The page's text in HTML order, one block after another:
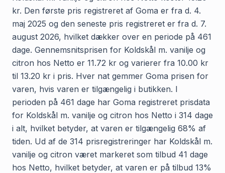
kr. Den første pris registreret af Goma er fra d. 4.
maj 2025 og den seneste pris registreret er fra d. 7.
august 2026, hvilket dækker over en periode på 461
dage. Gennemsnitsprisen for Koldskål m. vanilje og
citron hos Netto er 11.72 kr og varierer fra 10.00 kr
til 13.20 kr i pris. Hver nat gemmer Goma prisen for
varen, hvis varen er tilgængelig i butikken. I
perioden på 461 dage har Goma registreret prisdata
for Koldskål m. vanilje og citron hos Netto i 314 dage
i alt, hvilket betyder, at varen er tilgængelig 68% af
tiden. Ud af de 314 prisregistreringer har Koldskål m.
vanilje og citron været markeret som tilbud 41 dage
hos Netto, hvilket betyder, at varen er på tilbud 13%